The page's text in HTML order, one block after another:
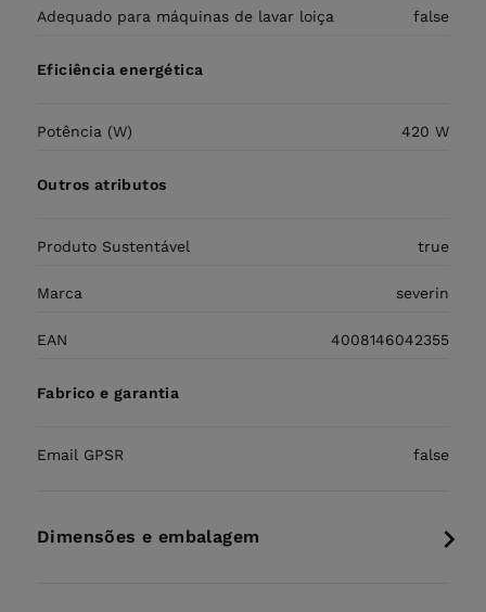
Adequado para máquinas de lavar loiça false
Eficiência energética
Potência (W) 420 W
Outros atributos
Produto Sustentável true
Marca severin
EAN 4008146042355
Fabrico e garantia
Email GPSR false
Dimensões e embalagem